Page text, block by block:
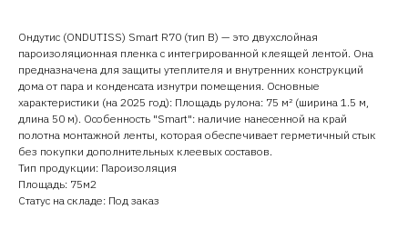
Ондутис (ONDUTISS) Smart R70 (тип B) — это двухслойная
пароизоляционная пленка с интегрированной клеящей лентой. Она
предназначена для защиты утеплителя и внутренних конструкций
дома от пара и конденсата изнутри помещения. Основные
характеристики (на 2025 год): Площадь рулона: 75 м² (ширина 1.5 м,
длина 50 м). Особенность "Smart": наличие нанесенной на край
полотна монтажной ленты, которая обеспечивает герметичный стык
без покупки дополнительных клеевых составов.
Тип продукции: Пароизоляция
Площадь: 75м2
Статус на складе: Под заказ